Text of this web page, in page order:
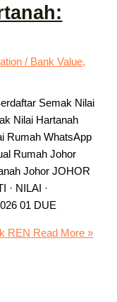
/ Bank Value,
Semak Nilai
Nilai Hartanah
Rumah WhatsApp
Rumah Johor
Johor JOHOR
· NILAI ·
01 DUE
REN Read More »